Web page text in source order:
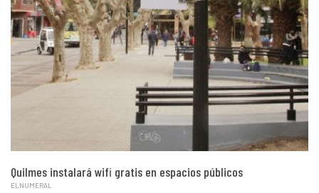
Quilmes instalará wifi gratis en espacios públicos
ELNUMERAL